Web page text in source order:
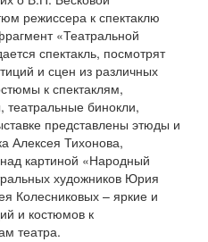
режиссера к спектаклю
«Театральной
спектакль, посмотрят
и сцен из различных
к спектаклям,
бинокли,
представлены этюды и
Алексея Тихонова,
картиной «Народный
художников Юрия
Колесниковых – яркие и
и костюмов к
театра.